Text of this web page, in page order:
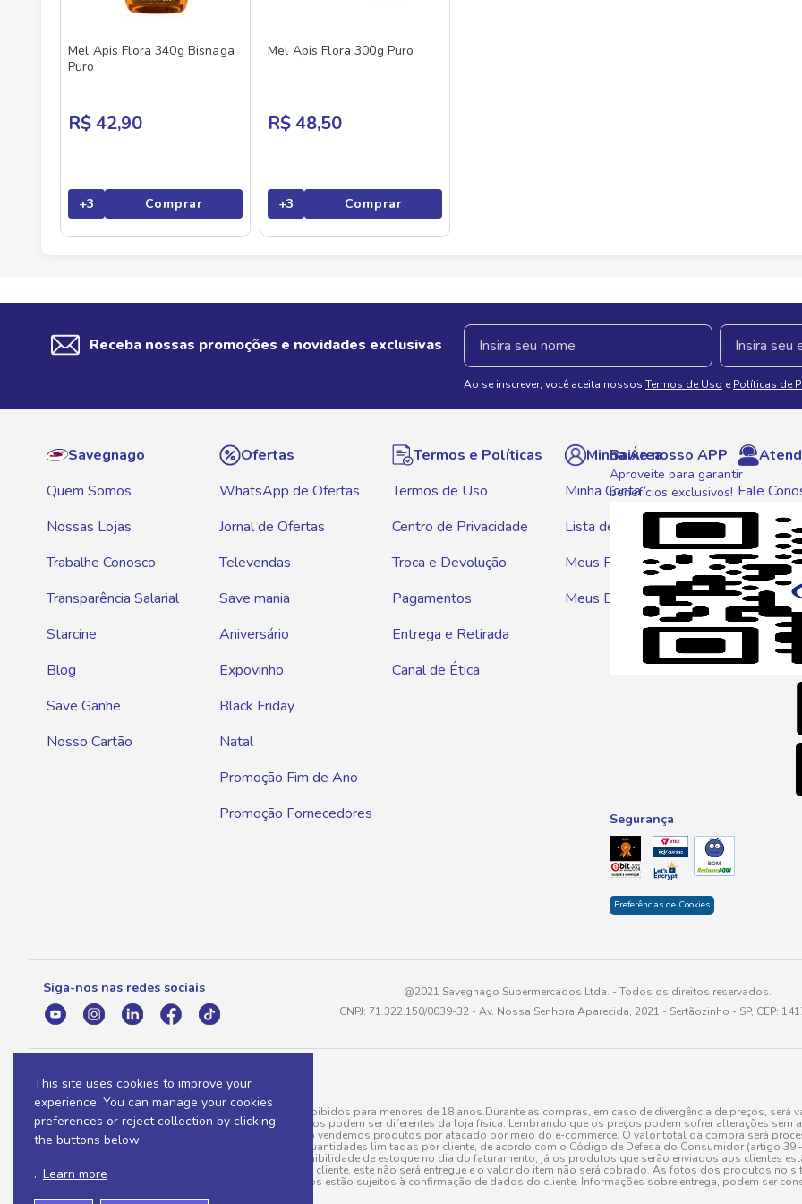
This site uses cookies to improve your
experience. You can manage your cookies
preferences or reject collection by clicking
the buttons below
. Learn more
Mel Apis Flora 340g Bisnaga
Puro
R$ 42,90
+3 Comprar
Mel Apis Flora 300g Puro
R$ 48,50
+3 Comprar
Receba nossas promoções e novidades exclusivas
Ao se inscrever, você aceita nossos Termos de Uso e Políticas de
Savegnago
Quem Somos
Nossas Lojas
Trabalhe Conosco
Transparência Salarial
Starcine
Blog
Save Ganhe
Nosso Cartão
Ofertas
WhatsApp de Ofertas
Jornal de Ofertas
Televendas
Save mania
Aniversário
Expovinho
Black Friday
Natal
Promoção Fim de Ano
Promoção Fornecedores
Termos e Políticas
Termos de Uso
Centro de Privacidade
Troca e Devolução
Pagamentos
Entrega e Retirada
Canal de Ética
Minha Área
Minha Conta
Lista de Compras
Meus Pedidos
Meus Descontos
Fale
0800
E-mail
Baixe nosso APP
Aproveite para garantir
benefícios exclusivos!
Segurança
Preferências de Cookies
Siga-nos nas redes sociais
@2021 Savegnago Supermercados Ltda. - Todos os direitos reservados.
CNPJ: 71.322.150/0039-32 - Av. Nossa Senhora Aparecida, 2021 - Sertãozinho - SP, CEP:
A venda e o consumo de bebidas alcoólicas são proibidos para menores de 18 anos.Durante as compras, em caso de divergência de preços,
válidas para a loja eletrônica, sendo que seus preços podem ser diferentes da loja física. Lembrando que os preços podem sofrer alterações
para menos, por conta de produtos variáveis; e não vendemos produtos por atacado por meio do e-commerce. O valor total da compra será
do pedido. Produtos em promoção possuem quantidades limitadas por cliente, de acordo com o Código de Defesa do Consumidor (artigo 39 – I
20/03/97). A venda está diretamente ligada à disponibilidade de estoque no dia do faturamento, já os produtos que serão enviados aos clientes
Caso algum produto venha a faltar no pedido do cliente, este não será entregue e o valor do item não será cobrado. As fotos dos produtos no
todos os pedidos estão sujeitos à confirmação de dados do cliente. Informações sobre entrega, podem ser